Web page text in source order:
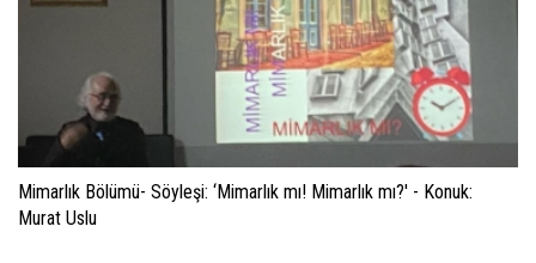
Mimarlık Bölümü- Söyleşi: ‘Mimarlık mı! Mimarlık mı?' - Konuk:
Murat Uslu